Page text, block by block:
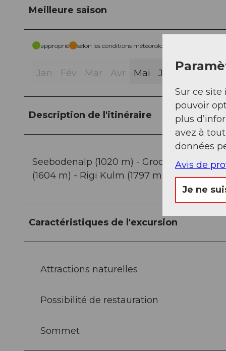
Meilleure saison
approprié selon les conditions météorologiques
Jan Fév Mar Avr Mai Jui Jui Aoû
Description de l'itinéraire
Seebodenalp (1020 m) - Grodboden (1030
(1604 m) - Rigi Kulm (1797 m)
Caractéristiques de l'excursion
Attractions naturelles
Possibilité de restauration
Sommet
Sur ce site
pouvoir
plus
avez à
données
Avis de
Je ne